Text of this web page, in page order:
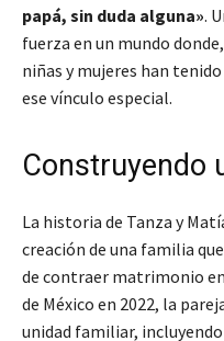
papá, sin duda alguna».
fuerza en un mundo
niñas y mujeres han
ese vínculo especial.
Construyendo
La historia de Tanza y
creación de una familia
de contraer matrimonio
de México en 2022, la
unidad familiar,